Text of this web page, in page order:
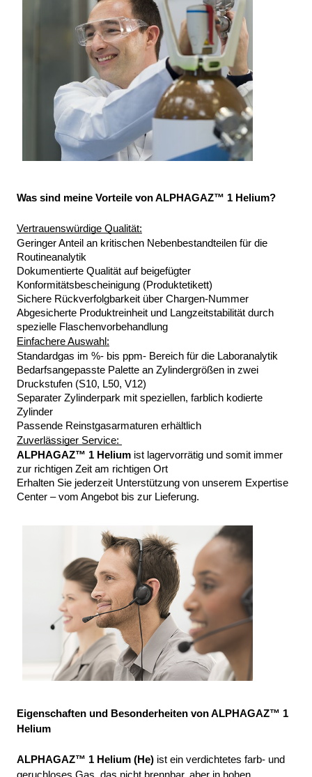
Was sind meine Vorteile von ALPHAGAZ™ 1 Helium?
Vertrauenswürdige Qualität:
Geringer Anteil an kritischen Nebenbestandteilen für die
Routineanalytik
Dokumentierte Qualität auf beigefügter
Konformitätsbescheinigung (Produktetikett)
Sichere Rückverfolgbarkeit über Chargen-Nummer
Abgesicherte Produktreinheit und Langzeitstabilität durch
spezielle Flaschenvorbehandlung
Einfachere Auswahl:
Standardgas im %- bis ppm- Bereich für die Laboranalytik
Bedarfsangepasste Palette an Zylindergrößen in zwei
Druckstufen (S10, L50, V12)
Separater Zylinderpark mit speziellen, farblich kodierte
Zylinder
Passende Reinstgasarmaturen erhältlich
Zuverlässiger Service:
ALPHAGAZ™ 1 Helium ist lagervorrätig und somit immer
zur richtigen Zeit am richtigen Ort
Erhalten Sie jederzeit Unterstützung von unserem Expertise
Center – vom Angebot bis zur Lieferung.
Eigenschaften und Besonderheiten von ALPHAGAZ™ 1
Helium
ALPHAGAZ™ 1 Helium (He) ist ein verdichtetes farb- und
geruchloses Gas, das nicht brennbar, aber in hohen